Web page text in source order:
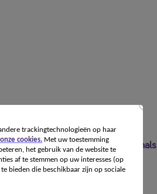
Recepten Voor professionals
trackingtechnologieën op haar
cookies. Met uw toestemming
het gebruik van de website te
af te stemmen op uw interesses (op
bieden die beschikbaar zijn op sociale